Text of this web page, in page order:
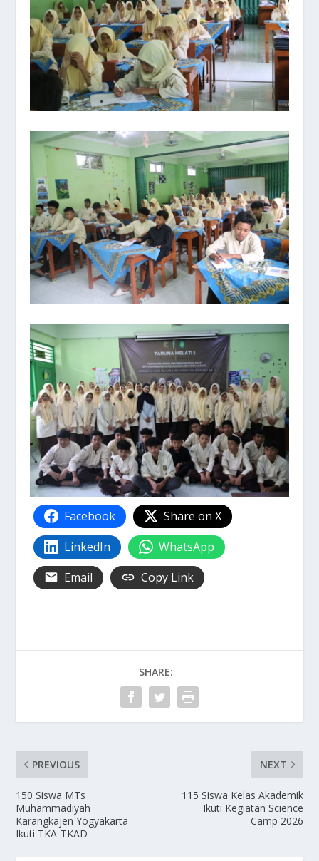
Facebook
Share on X
LinkedIn
WhatsApp
Email
Copy Link
SHARE:
PREVIOUS
150 Siswa MTs
Muhammadiyah
Karangkajen Yogyakarta
Ikuti TKA-TKAD
NEXT
115 Siswa Kelas Akademik
Ikuti Kegiatan Science
Camp 2026